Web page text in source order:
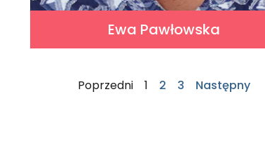
Ewa Pawłowska
Poprzedni 1 2 3 Następny